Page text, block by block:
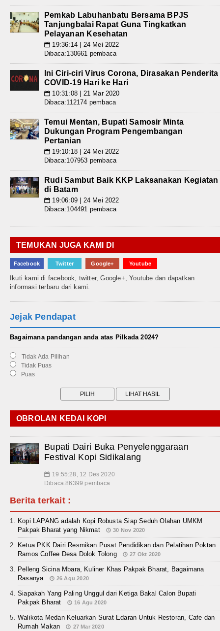
Pemkab Labuhanbatu Bersama BPJS
Tanjungbalai Rapat Guna Tingkatkan
Pelayanan Kesehatan
📅 19:36:14 | 24 Mei 2022
Dibaca:130661 pembaca
Ini Ciri-ciri Virus Corona, Dirasakan Penderita
COVID-19 Hari ke Hari
📅 10:31:08 | 21 Mar 2020
Dibaca:112174 pembaca
Temui Mentan, Bupati Samosir Minta
Dukungan Program Pengembangan
Pertanian
📅 19:10:18 | 24 Mei 2022
Dibaca:107953 pembaca
Rudi Sambut Baik KKP Laksanakan Kegiatan
di Batam
📅 19:06:09 | 24 Mei 2022
Dibaca:104491 pembaca
TEMUKAN JUGA KAMI DI
Facebook Twitter Google+ Youtube
Ikuti kami di facebook, twitter, Google+, Youtube dan dapatkan
informasi terbaru dari kami.
Jejak Pendapat
Bagaimana pandangan anda atas Pilkada 2024?
Tidak Ada Pilihan
Tidak Puas
Puas
OBROLAN KEDAI KOPI
Bupati Dairi Buka Penyelenggaraan
Festival Kopi Sidikalang
📅 19:55:28, 12 Des 2020
Dibaca:86399 pembaca
Berita terkait :
Kopi LAPANG adalah Kopi Robusta Siap Seduh Olahan UMKM
Pakpak Bharat yang Nikmat
30 Nov 2020
Ketua PKK Dairi Resmikan Pusat Pendidikan dan Pelatihan Poktan
Ramos Coffee Desa Dolok Tolong
27 Okt 2020
Pelleng Sicina Mbara, Kuliner Khas Pakpak Bharat, Bagaimana
Rasanya
26 Agu 2020
Siapakah Yang Paling Unggul dari Ketiga Bakal Calon Bupati
Pakpak Bharat
16 Agu 2020
Walikota Medan Keluarkan Surat Edaran Untuk Restoran, Cafe dan
Rumah Makan
27 Mar 2020